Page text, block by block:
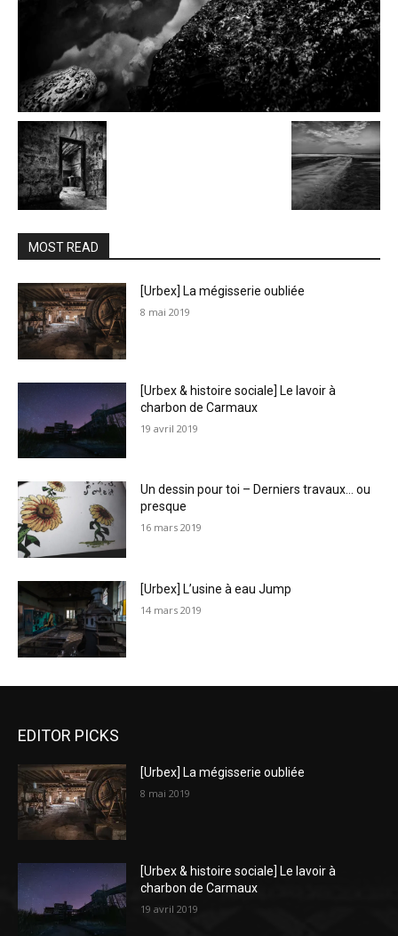
MOST READ
[Urbex] La mégisserie oubliée
8 mai 2019
[Urbex & histoire sociale] Le lavoir à
charbon de Carmaux
19 avril 2019
Un dessin pour toi – Derniers travaux… ou
presque
16 mars 2019
[Urbex] L’usine à eau Jump
14 mars 2019
EDITOR PICKS
[Urbex] La mégisserie oubliée
8 mai 2019
[Urbex & histoire sociale] Le lavoir à
charbon de Carmaux
19 avril 2019